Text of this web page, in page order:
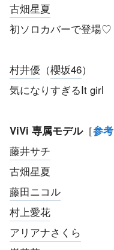
古畑星夏
初ソロカバーで登場♡
村井優 （櫻坂46）
気になりすぎるIt girl
ViVi 専属モデル［参考
藤井サチ
古畑星夏
藤田ニコル
村上愛花
アリアナさくら